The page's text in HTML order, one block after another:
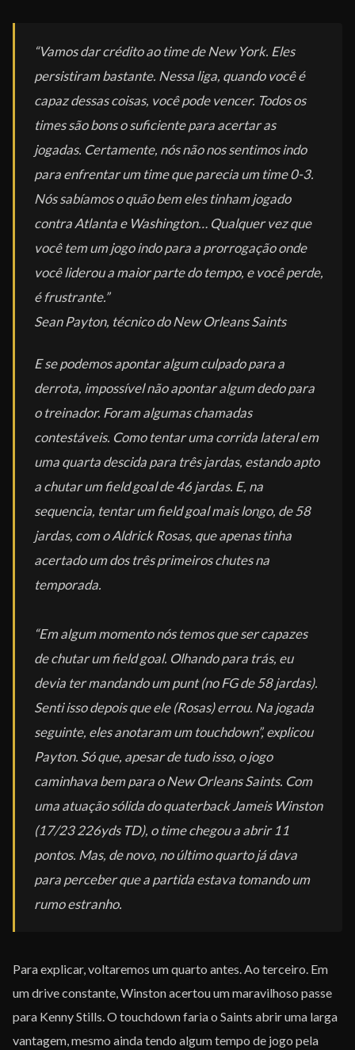
“Vamos dar crédito ao time de New York. Eles
persistiram bastante. Nessa liga, quando você é
capaz dessas coisas, você pode vencer. Todos os
times são bons o suficiente para acertar as
jogadas. Certamente, nós não nos sentimos indo
para enfrentar um time que parecia um time 0-3.
Nós sabíamos o quão bem eles tinham jogado
contra Atlanta e Washington… Qualquer vez que
você tem um jogo indo para a prorrogação onde
você liderou a maior parte do tempo, e você perde,
é frustrante.”
Sean Payton, técnico do New Orleans Saints
E se podemos apontar algum culpado para a
derrota, impossível não apontar algum dedo para
o treinador. Foram algumas chamadas
contestáveis. Como tentar uma corrida lateral em
uma quarta descida para três jardas, estando apto
a chutar um field goal de 46 jardas. E, na
sequencia, tentar um field goal mais longo, de 58
jardas, com o Aldrick Rosas, que apenas tinha
acertado um dos três primeiros chutes na
temporada.
“Em algum momento nós temos que ser capazes
de chutar um field goal. Olhando para trás, eu
devia ter mandando um punt (no FG de 58 jardas).
Senti isso depois que ele (Rosas) errou. Na jogada
seguinte, eles anotaram um touchdown”, explicou
Payton. Só que, apesar de tudo isso, o jogo
caminhava bem para o New Orleans Saints. Com
uma atuação sólida doquaterbackJameis Winston
(17/23 226yds TD), o time chegou a abrir 11
pontos. Mas, de novo, no último quarto já dava
para perceber que a partida estava tomando um
rumo estranho.
Para explicar, voltaremos um quarto antes. Ao terceiro. Em
um drive constante, Winston acertou um maravilhoso passe
para Kenny Stills. O touchdown faria o Saints abrir uma larga
vantagem, mesmo ainda tendo algum tempo de jogo pela